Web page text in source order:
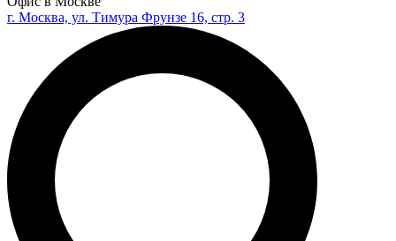
г. Москва, ул. Тимура Фрунзе 16, стр. 3